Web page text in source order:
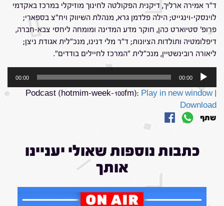
ד"ר אמירה ארליך, דיקנית הפקולטה לחינוך מוזיקלי במרכז באקדמי
לוינסקי-וינגייט; הילה פלדמן גרא, מנהלת השיווק ויח"צ בספארי;
פרופ' סטיוארט כהן, חוקר מדע המדינה ומומחה ליחסי צבא-חברה,
דיפלומטיה ותולדות הציונות; ד"ר מלי דנינו, מנכ"לית אגודת ניצן;
ליאורה רובינשטיין, מנכ"לית "המרכז לחיילים בודדים".
00:00
00:00
Podcast (hotmim-week-100fm): Play in new window|
Download
שתף
כתבות נוספות שאולי יעניינו
אותך